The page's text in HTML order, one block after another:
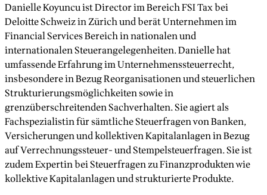
Danielle Koyuncu ist Director im Bereich FSI Tax bei
Deloitte Schweiz in Zürich und berät Unternehmen im
Financial Services Bereich in nationalen und
internationalen Steuerangelegenheiten. Danielle hat
umfassende Erfahrung im Unternehmenssteuerrecht,
insbesondere in Bezug Reorganisationen und steuerlichen
Strukturierungsmöglichkeiten sowie in
grenzüberschreitenden Sachverhalten. Sie agiert als
Fachspezialistin für sämtliche Steuerfragen von Banken,
Versicherungen und kollektiven Kapitalanlagen in Bezug
auf Verrechnungssteuer- und Stempelsteuerfragen. Sie ist
zudem Expertin bei Steuerfragen zu Finanzprodukten wie
kollektive Kapitalanlagen und strukturierte Produkte.